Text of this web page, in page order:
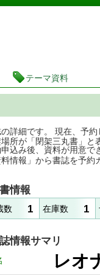
茨城県立図書館 蔵
テーマ資料
詳細です。 現在、予約
所が「閉架三丸書」と
込み後、資料が用意で
情報」から書誌を予約
情報
数 1 在庫数 1
情報サマリ
レ